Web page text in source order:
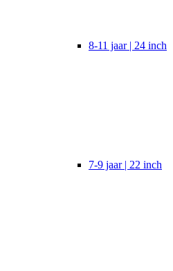
8-11 jaar | 24 inch
7-9 jaar | 22 inch